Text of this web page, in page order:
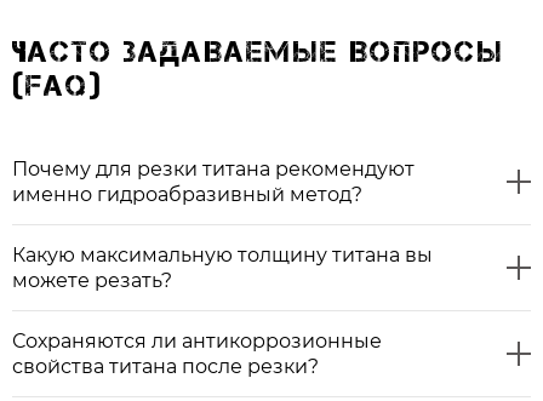
ЧАСТО ЗАДАВАЕМЫЕ ВОПРОСЫ
(FAQ)
Почему для резки титана рекомендуют
именно гидроабразивный метод?
Какую максимальную толщину титана вы
можете резать?
Сохраняются ли антикоррозионные
свойства титана после резки?